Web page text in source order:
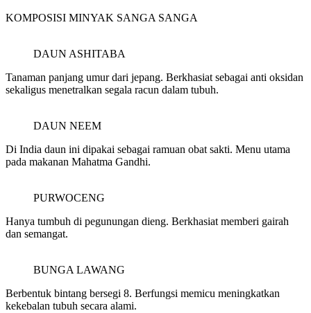
KOMPOSISI MINYAK SANGA SANGA
DAUN ASHITABA
Tanaman panjang umur dari jepang. Berkhasiat sebagai anti oksidan
sekaligus menetralkan segala racun dalam tubuh.
DAUN NEEM
Di India daun ini dipakai sebagai ramuan obat sakti. Menu utama
pada makanan Mahatma Gandhi.
PURWOCENG
Hanya tumbuh di pegunungan dieng. Berkhasiat memberi gairah
dan semangat.
BUNGA LAWANG
Berbentuk bintang bersegi 8. Berfungsi memicu meningkatkan
kekebalan tubuh secara alami.